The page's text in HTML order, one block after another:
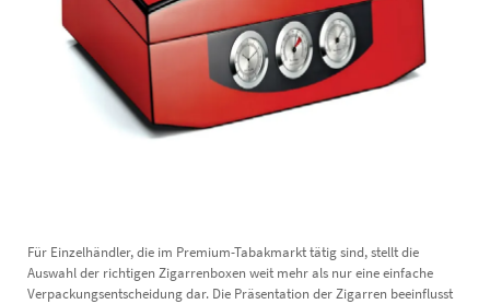
Für Einzelhändler, die im Premium-Tabakmarkt tätig sind, stellt die
Auswahl der richtigen Zigarrenboxen weit mehr als nur eine einfache
Verpackungsentscheidung dar. Die Präsentation der Zigarren beeinflusst